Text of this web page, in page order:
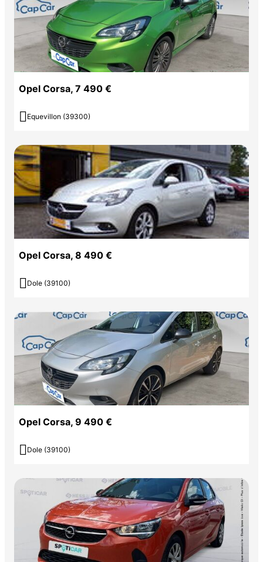
Opel Corsa, 7 490 €
 Equevillon (39300)
Opel Corsa, 8 490 €
 Dole (39100)
Opel Corsa, 9 490 €
 Dole (39100)